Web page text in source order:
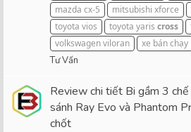
mazda cx-5
mitsubishi xforce
toyota vios
toyota yaris cross
volkswagen viloran
xe bán chạy
Tư Vấn
Review chi tiết Bi gầm 3
sánh Ray Evo và Phantom
chốt